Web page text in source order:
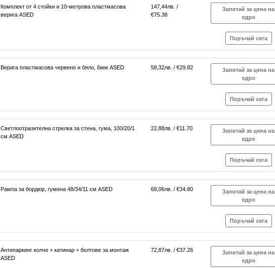
Комплект от 4 стойки и 10-метрова пластмасова
верига ASED
147,44лв. /
€75.38
Запитай за цена на
едро
Поръчай сега
Верига пластмасова червено и бяло, 6мм ASED 58,32лв. / €29.82
Запитай за цена на
едро
Поръчай сега
Светлоотразителна стрелка за стена, гума, 100/20/1
см ASED
22,88лв. / €11.70
Запитай за цена на
едро
Поръчай сега
Рампа за бордюр, гумена 48/34/11 см ASED 68,06лв. / €34.80
Запитай за цена на
едро
Поръчай сега
Антипаркинг колче + катинар + болтове за монтаж
ASED
72,87лв. / €37.26
Запитай за цена на
едро